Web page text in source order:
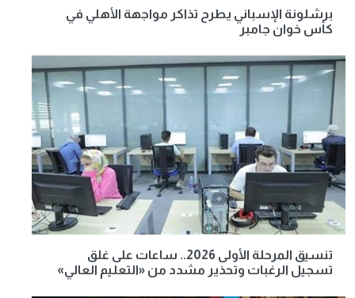
برشلونة الإسباني يطرح تذاكر مواجهة الأهلي في
كأس خوان جامبر
تنسيق المرحلة الأولى 2026.. ساعات على غلق
تسجيل الرغبات وتحذير مشدد من «التعليم العالي»